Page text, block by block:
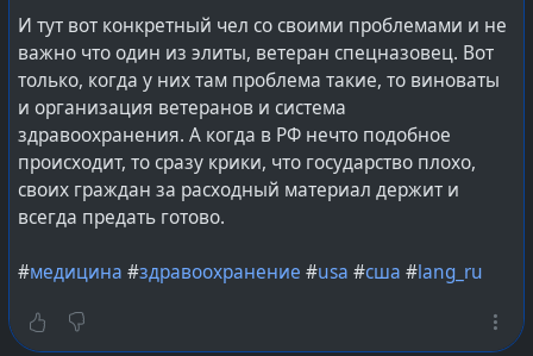
И тут вот конкретный чел со своими проблемами и не
важно что один из элиты, ветеран спецназовец. Вот
только, когда у них там проблема такие, то виноваты
и организация ветеранов и система
здравоохранения. А когда в РФ нечто подобное
происходит, то сразу крики, что государство плохо,
своих граждан за расходный материал держит и
всегда предать готово.
#медицина #здравоохранение #usa #сша #lang_ru